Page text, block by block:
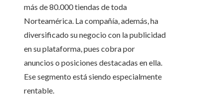
más de 80.000 tiendas de toda
Norteamérica. La compañía, además, ha
diversificado su negocio con la publicidad
en su plataforma, pues cobra por
anuncios o posiciones destacadas en ella.
Ese segmento está siendo especialmente
rentable.